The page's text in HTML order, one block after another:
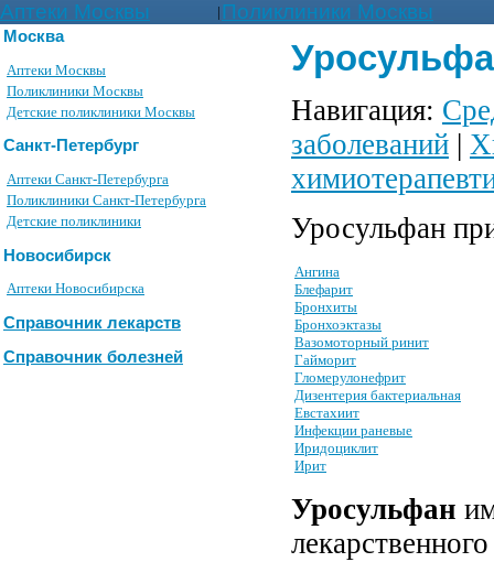
Аптеки Москвы | Поликлиники Москвы
Москва
Аптеки Москвы
Поликлиники Москвы
Детские поликлиники Москвы
Санкт-Петербург
Аптеки Санкт-Петербурга
Поликлиники Санкт-Петербурга
Детские поликлиники
Новосибирск
Аптеки Новосибирска
Справочник лекарств
Справочник болезней
Навигация:
заболеваний |
Уросульфан
Ангина
Блефарит
Бронхиты
Бронхоэктазы
Вазомоторный ринит
Гайморит
Гломерулонефрит
Дизентерия бактериальная
Евстахиит
Инфекции раневые
Иридоциклит
Ирит
Уросульфан